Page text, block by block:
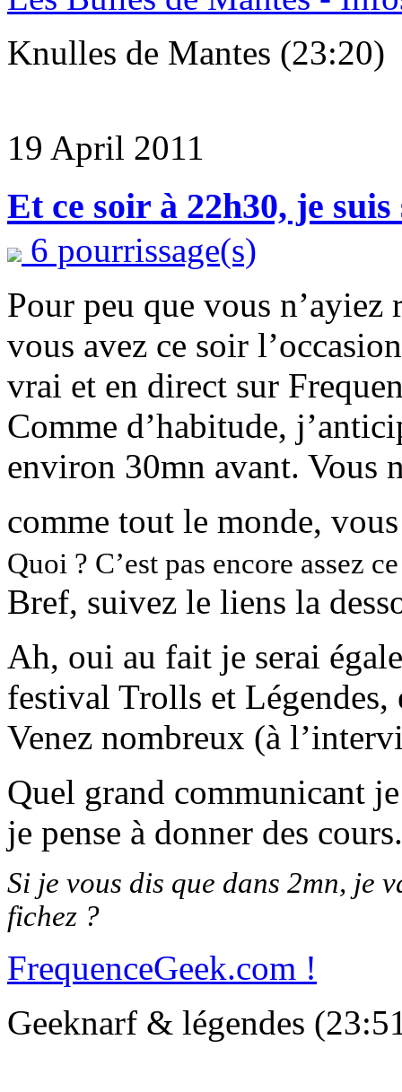
Knulles de Mantes (23:20)
19 April 2011
Et ce soir à 22h30, je
6 pourrissage(s)
Pour peu que vous n’ayiez
vous avez ce soir
vrai et en direct sur
Comme d’habitude,
environ 30mn avant. Vous
comme tout le monde,
Quoi ? C’est pas encore assez
Bref, suivez le liens la
Ah, oui au fait je serai
festival Trolls et
Venez nombreux (à
Quel grand communicant
je pense à donner des cours.
Si je vous dis que dans 2mn, je
fichez ?
FrequenceGeek.com !
Geeknarf & légendes